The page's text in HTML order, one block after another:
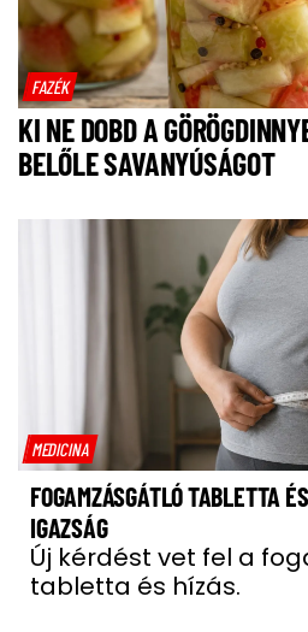
FAZÉK
KI NE DOBD A
BELŐLE SAVANYÚSÁGOT
MEDICINA
FOGAMZÁSGÁTLÓ TABLETTA
IGAZSÁG
Új kérdést vet fel a
tabletta és hízás.